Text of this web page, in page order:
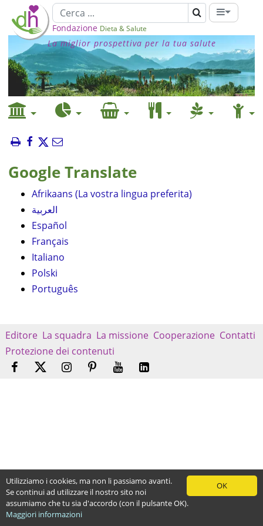
Fondazione Dieta & Salute
La miglior prospettiva per la tua salute
Google Translate
Afrikaans (La vostra lingua preferita)
العربية
Español
Français
Italiano
Polski
Português
Editore La squadra La missione Cooperazione Contatti
Protezione dei contenuti
OK
Utilizziamo i cookies, ma non li passiamo avanti.
Se continui ad utilizzare il nostro sito noi
assumiamo che tu sia d'accordo (con il pulsante OK).
Maggiori informazioni